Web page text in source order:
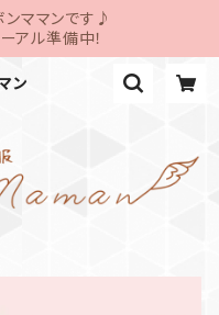
ママンです♪
アル準備中！
ン